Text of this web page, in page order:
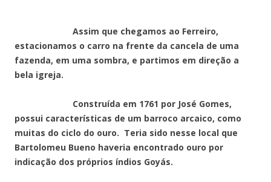
Assim que chegamos ao Ferreiro,
estacionamos o carro na frente da cancela de uma
fazenda, em uma sombra, e partimos em direção a
bela igreja.
Construída em 1761 por José Gomes,
possui características de um barroco arcaico, como
muitas do ciclo do ouro. Teria sido nesse local que
Bartolomeu Bueno haveria encontrado ouro por
indicação dos próprios índios Goyás.